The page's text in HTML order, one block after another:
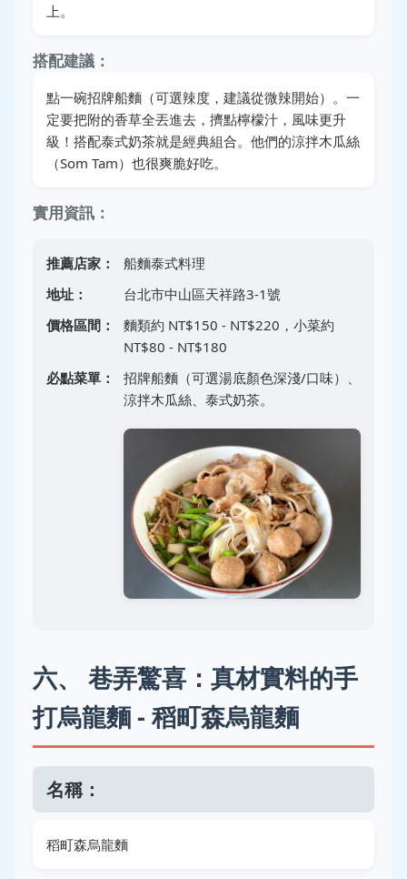
上。
搭配建議：
點一碗招牌船麵（可選辣度，建議從微辣開始）。一
定要把附的香草全丟進去，擠點檸檬汁，風味更升
級！搭配泰式奶茶就是經典組合。他們的涼拌木瓜絲
（Som Tam）也很爽脆好吃。
實用資訊：
推薦店家：
船麵泰式料理
地址：
台北市中山區天祥路3-1號
價格區間：
麵類約 NT$150 - NT$220，小菜約
NT$80 - NT$180
必點菜單：
招牌船麵（可選湯底顏色深淺/口味）、
涼拌木瓜絲、泰式奶茶。
六、 巷弄驚喜：真材實料的手
打烏龍麵 - 稻町森烏龍麵
名稱：
稻町森烏龍麵